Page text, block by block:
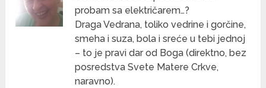
probam sa električarem…?
Draga Vedrana, toliko vedrine i gorčine,
smeha i suza, bola i sreće u tebi jednoj
– to je pravi dar od Boga (direktno, bez
posredstva Svete Matere Crkve,
naravno).